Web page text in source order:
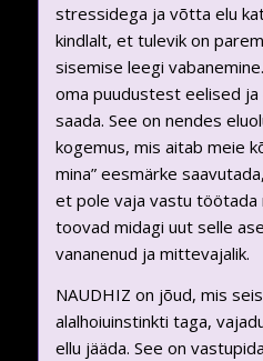
stressidega ja võtta elu
kindlalt, et tulevik on
sisemise leegi
oma puudustest eelised ja
saada. See on nendes
kogemus, mis aitab meie
mina” eesmärke
et pole vaja vastu töötada
toovad midagi uut selle
vananenud ja mittevajalik.
NAUDHIZ on jõud, mis
alalhoiuinstinkti taga,
ellu jääda. See on